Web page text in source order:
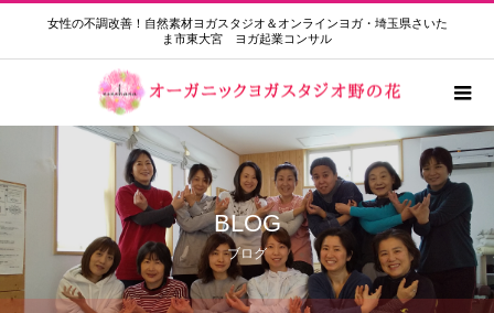
女性の不調改善！自然素材ヨガスタジオ＆オンラインヨガ・埼玉県さいた
ま市東大宮 ヨガ起業コンサル
BLOG
ブログ